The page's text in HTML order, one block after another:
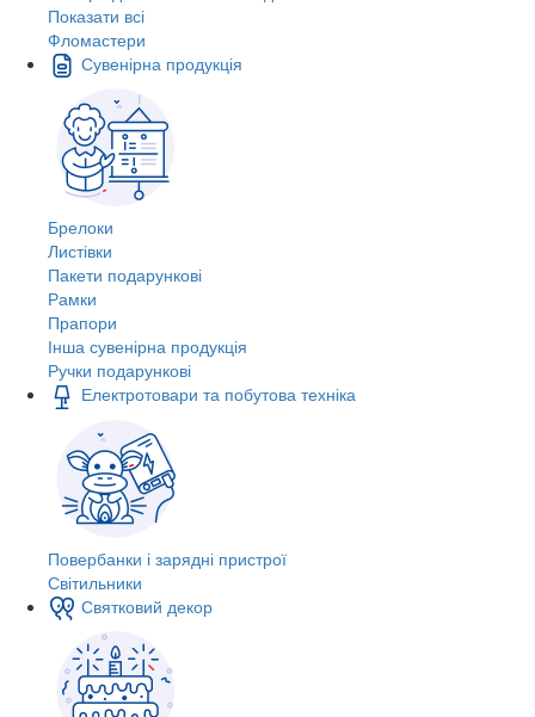
Показати всі
Фломастери
Сувенірна продукція
Брелоки
Листівки
Пакети подарункові
Рамки
Прапори
Інша сувенірна продукція
Ручки подарункові
Електротовари та побутова техніка
Повербанки і зарядні пристрої
Світильники
Святковий декор